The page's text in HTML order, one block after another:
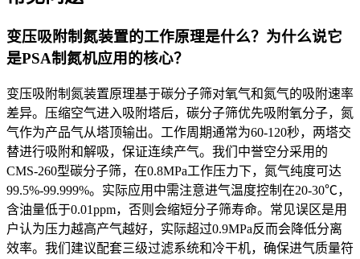
变压吸附制氮装置的工作原理是什么？为什么说它
是PSA制氮机应用的核心？
变压吸附制氮装置原理基于碳分子筛对氧气和氮气的吸附速率
差异。压缩空气进入吸附塔后，碳分子筛优先吸附氧分子，氮
气作为产品气从塔顶输出。工作周期通常为60-120秒，两塔交
替进行吸附和解吸，保证连续产气。我们中誉空分采用的
CMS-260型碳分子筛，在0.8MPa工作压力下，氮气纯度可达
99.5%-99.999%。实际应用中需注意进气温度控制在20-30℃，
含油量低于0.01ppm，否则会缩短分子筛寿命。常见误区是用
户认为压力越高产气越好，实际超过0.9MPa反而会降低分离
效率。我们建议配套三级过滤系统和冷干机，确保进气质量符